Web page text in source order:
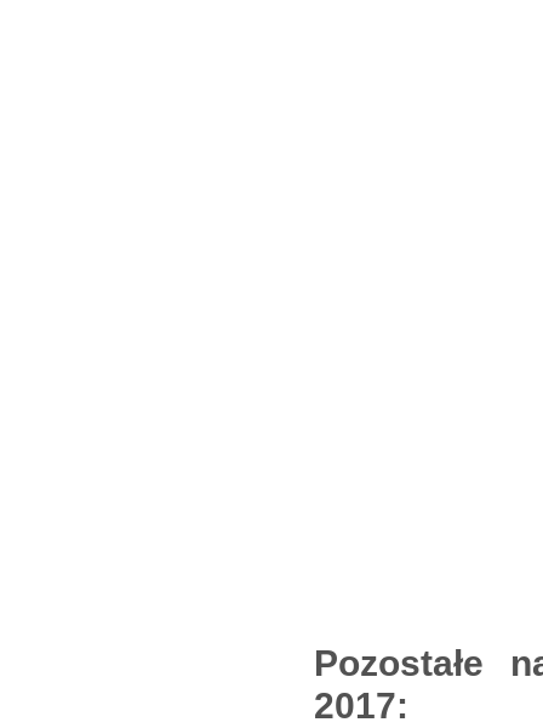
Pozostałe
2017: